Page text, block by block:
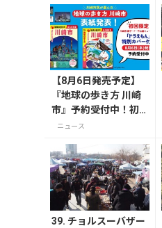
【8月6日発売予定】
『地球の歩き方 川崎
市』予約受付中！初
回限定版は「ドラえ
き
ニュース
39. チョルスーバザー